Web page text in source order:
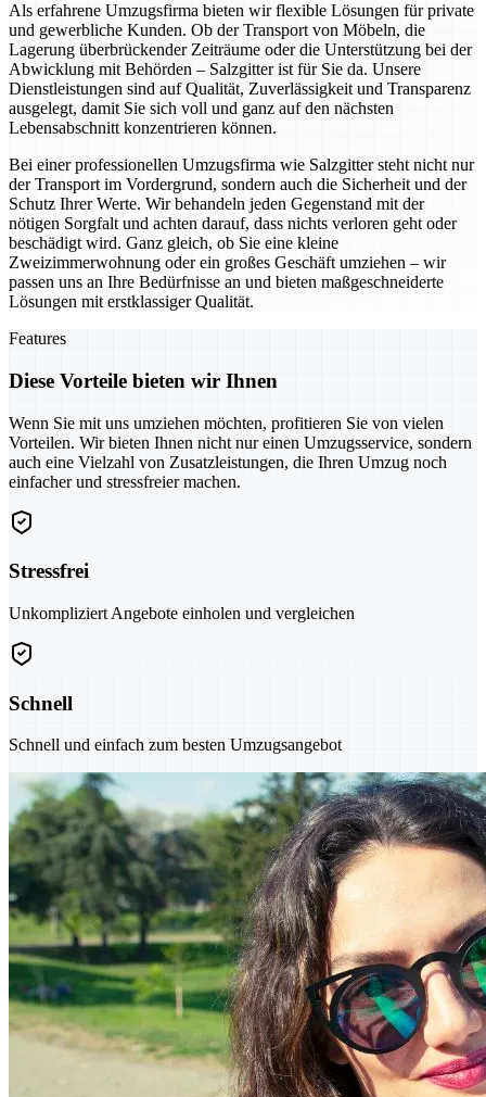
Als erfahrene Umzugsfirma bieten wir flexible Lösungen für private
und gewerbliche Kunden. Ob der Transport von Möbeln, die
Lagerung überbrückender Zeiträume oder die Unterstützung bei der
Abwicklung mit Behörden – Salzgitter ist für Sie da. Unsere
Dienstleistungen sind auf Qualität, Zuverlässigkeit und Transparenz
ausgelegt, damit Sie sich voll und ganz auf den nächsten
Lebensabschnitt konzentrieren können.
Bei einer professionellen Umzugsfirma wie Salzgitter steht nicht nur
der Transport im Vordergrund, sondern auch die Sicherheit und der
Schutz Ihrer Werte. Wir behandeln jeden Gegenstand mit der
nötigen Sorgfalt und achten darauf, dass nichts verloren geht oder
beschädigt wird. Ganz gleich, ob Sie eine kleine
Zweizimmerwohnung oder ein großes Geschäft umziehen – wir
passen uns an Ihre Bedürfnisse an und bieten maßgeschneiderte
Lösungen mit erstklassiger Qualität.
Features
Diese Vorteile bieten wir Ihnen
Wenn Sie mit uns umziehen möchten, profitieren Sie von vielen
Vorteilen. Wir bieten Ihnen nicht nur einen Umzugsservice, sondern
auch eine Vielzahl von Zusatzleistungen, die Ihren Umzug noch
einfacher und stressfreier machen.
Stressfrei
Unkompliziert Angebote einholen und vergleichen
Schnell
Schnell und einfach zum besten Umzugsangebot